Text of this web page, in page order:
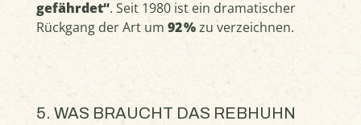
gefährdet“. Seit 1980 ist ein dramatischer
Rückgang der Art um 92 %zu verzeichnen.
5. WAS BRAUCHT DAS REBHUHN